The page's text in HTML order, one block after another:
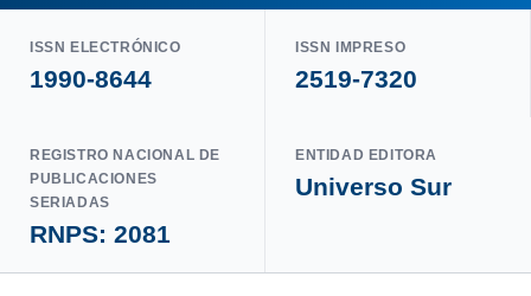
ISSN ELECTRÓNICO
1990-8644
ISSN IMPRESO
2519-7320
REGISTRO NACIONAL DE
PUBLICACIONES
SERIADAS
RNPS: 2081
ENTIDAD EDITORA
Universo Sur